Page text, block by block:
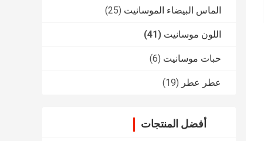
الماس البيضاء الموسانيت (25)
اللون موسانيت (41)
حبات موسانيت (6)
عطر عطر (19)
أفضل المنتجات